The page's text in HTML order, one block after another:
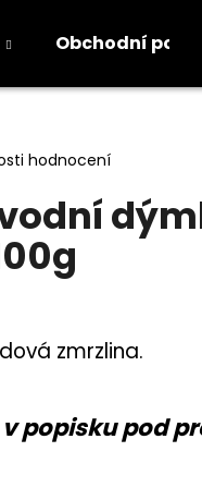
Obchodní
hodnocení
zmrzlina.
popisku pod